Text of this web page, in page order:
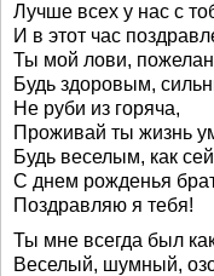
Лучше всех у нас с
И в этот час
Ты мой лови,
Будь здоровым,
Не руби из горяча,
Проживай ты жизнь
Будь веселым, как
С днем рожденья
Поздравляю я тебя!
Ты мне всегда был
Веселый, шумный,